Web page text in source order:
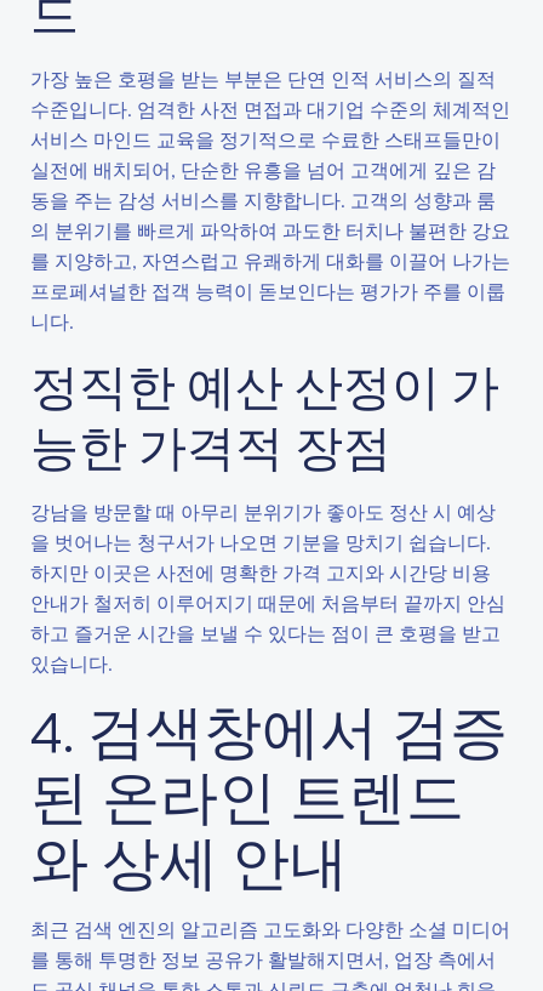
가장 높은 호평을 받는 부분은 단연 인적 서비스의 질적
수준입니다. 엄격한 사전 면접과 대기업 수준의 체계적인
서비스 마인드 교육을 정기적으로 수료한 스태프들만이
실전에 배치되어, 단순한 유흥을 넘어 고객에게 깊은 감
동을 주는 감성 서비스를 지향합니다. 고객의 성향과 룸
의 분위기를 빠르게 파악하여 과도한 터치나 불편한 강요
를 지양하고, 자연스럽고 유쾌하게 대화를 이끌어 나가는
프로페셔널한 접객 능력이 돋보인다는 평가가 주를 이룹
니다.
정직한 예산 산정이 가
능한 가격적 장점
강남을 방문할 때 아무리 분위기가 좋아도 정산 시 예상
을 벗어나는 청구서가 나오면 기분을 망치기 쉽습니다.
하지만 이곳은 사전에 명확한 가격 고지와 시간당 비용
안내가 철저히 이루어지기 때문에 처음부터 끝까지 안심
하고 즐거운 시간을 보낼 수 있다는 점이 큰 호평을 받고
있습니다.
4. 검색창에서 검증
된 온라인 트렌드
와 상세 안내
최근 검색 엔진의 알고리즘 고도화와 다양한 소셜 미디어
를 통해 투명한 정보 공유가 활발해지면서, 업장 측에서